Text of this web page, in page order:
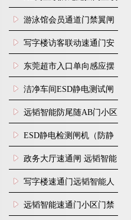
闸机
游泳馆会员通道门禁翼闸
写字楼访客联动速通门安
装
东莞超市入口单向感应摆
闸安装
洁净车间ESD静电测试闸
机
远韬智能防尾随AB门小区
门禁闸机安装
​ESD静电检测闸机（防静
电门禁通道系统）
政务大厅速通闸 远韬智能
防尾随静音速通门
写字楼速通门远韬智能人
脸识别快速通道闸
远韬智能速通门小区门禁